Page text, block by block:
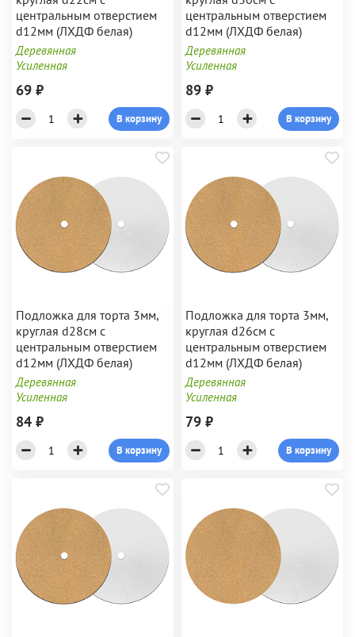
центральным отверстием
d12мм (ЛХДФ белая)
Деревянная
Усиленная
69 ₽
В корзину
центральным отверстием
d12мм (ЛХДФ белая)
Деревянная
Усиленная
89 ₽
В корзину
Подложка для торта 3мм,
круглая d28см с
центральным отверстием
d12мм (ЛХДФ белая)
Деревянная
Усиленная
84 ₽
В корзину
Подложка для торта 3мм,
круглая d26см с
центральным отверстием
d12мм (ЛХДФ белая)
Деревянная
Усиленная
79 ₽
В корзину